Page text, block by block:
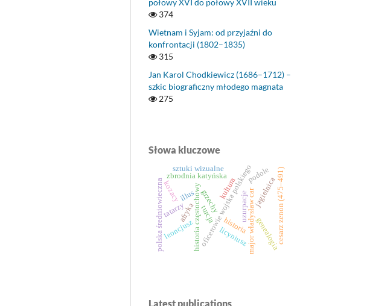
połowy XVI do połowy XVII wieku
374
Wietnam i Syjam: od przyjaźni do
konfrontacji (1802–1835)
315
Jan Karol Chodkiewicz (1686–1712) –
szkic biograficzny młodego magnata
275
Słowa kluczowe
major władysław car
oficerowie wojska polskiego
historia częstochowy
zbrodnia katyńska
afryka
kultura
sztuki wizualne
historia genealogia
leoncjusz
illus cesarz zenon (475–491)
uzurpacje
polska średniowieczna grzechy
licyniusz
jagielnica
podole
turcja
tatarzy
kozacy
Latest publications